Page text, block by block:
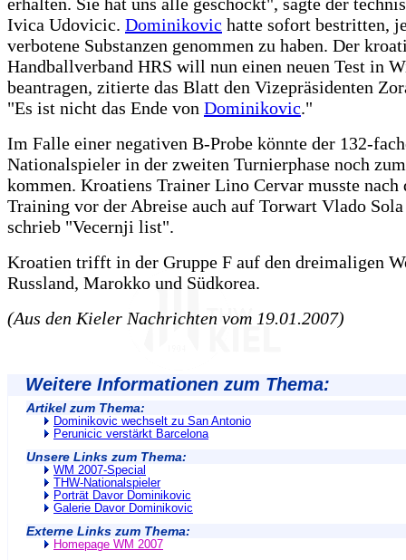
Ivica Udovicic. Dominikovic hatte sofort bestritten,
verbotene Substanzen genommen zu haben. Der
Handballverband HRS will nun einen neuen Test in
beantragen, zitierte das Blatt den Vizepräsidenten
"Es ist nicht das Ende von Dominikovic."
Im Falle einer negativen B-Probe könnte der 132-
Nationalspieler in der zweiten Turnierphase noch
kommen. Kroatiens Trainer Lino Cervar musste nach
Training vor der Abreise auch auf Torwart Vlado
schrieb "Vecernji list".
Kroatien trifft in der Gruppe F auf den dreimaligen
Russland, Marokko und Südkorea.
(Aus den Kieler Nachrichten vom 19.01.2007)
Weitere Informationen zum Thema:
Artikel zum Thema:
Dominikovic wechselt zu San Antonio
Perunicic verstärkt Barcelona
Unsere Links zum Thema:
WM 2007-Special
THW-Nationalspieler
Porträt Davor Dominikovic
Galerie Davor Dominikovic
Externe Links zum Thema:
Homepage WM 2007